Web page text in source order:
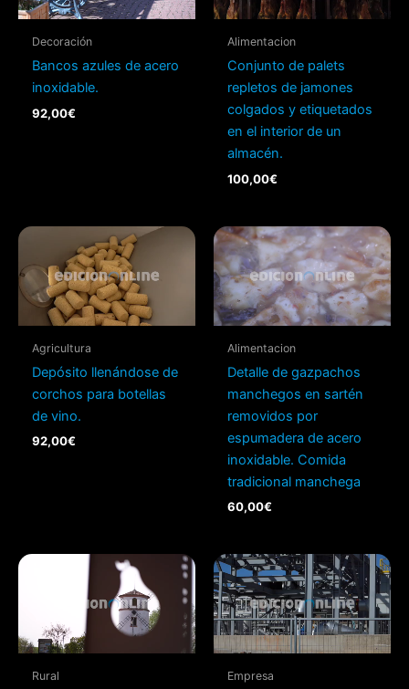
Decoración
Bancos azules de acero
inoxidable.
92,00€
Alimentacion
Conjunto de palets
repletos de jamones
colgados y etiquetados
en el interior de un
almacén.
100,00€
Agricultura
Depósito llenándose de
corchos para botellas
de vino.
92,00€
Alimentacion
Detalle de gazpachos
manchegos en sartén
removidos por
espumadera de acero
inoxidable. Comida
tradicional manchega
60,00€
Rural Empresa